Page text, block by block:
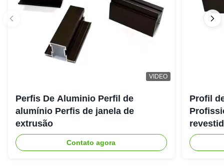
VIDEO
Perfis De Aluminio Perfil de
alumínio Perfis de janela de
extrusão
Contato agora
Profil